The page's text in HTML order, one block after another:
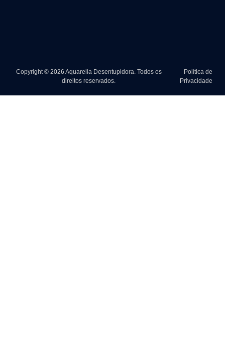
Copyright © 2026 Aquarella Desentupidora. Todos os
direitos reservados.
Política de
Privacidade